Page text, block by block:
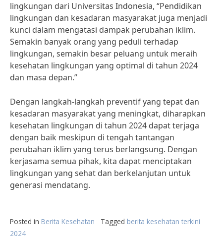
lingkungan dari Universitas Indonesia, “Pendidikan
lingkungan dan kesadaran masyarakat juga menjadi
kunci dalam mengatasi dampak perubahan iklim.
Semakin banyak orang yang peduli terhadap
lingkungan, semakin besar peluang untuk meraih
kesehatan lingkungan yang optimal di tahun 2024
dan masa depan.”
Dengan langkah-langkah preventif yang tepat dan
kesadaran masyarakat yang meningkat, diharapkan
kesehatan lingkungan di tahun 2024 dapat terjaga
dengan baik meskipun di tengah tantangan
perubahan iklim yang terus berlangsung. Dengan
kerjasama semua pihak, kita dapat menciptakan
lingkungan yang sehat dan berkelanjutan untuk
generasi mendatang.
Posted in Berita Kesehatan Tagged berita kesehatan terkini
2024